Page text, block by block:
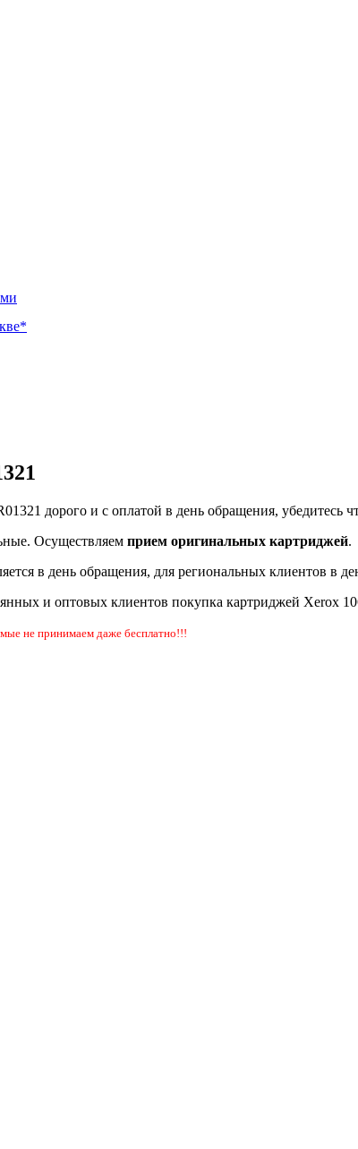
дорого и с оплатой в день обращения, убедитесь
Осуществляем прием оригинальных картриджей.
в день обращения, для региональных клиентов в
и оптовых клиентов покупка картриджей Xerox
не принимаем даже бесплатно!!!